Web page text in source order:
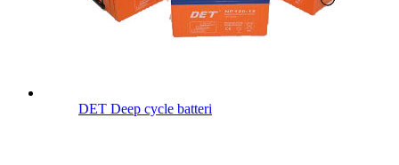
DET Deep cycle batteri